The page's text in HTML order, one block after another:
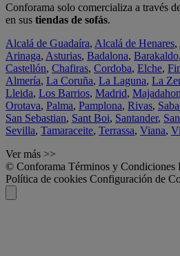
Conforama solo comercializa a través
en sus tiendas de sofás.
Alcalá de Guadaíra, Alcalá de Henares,
Arinaga, Asturias, Badalona, Barakaldo,
Castellón, Chafiras, Cordoba, Elche,
Almería, La Coruña, La Laguna, La
Lleida, Los Barrios, Madrid,
Orotava, Palma, Pamplona, Rivas,
San Sebastian, Sant Boi, Santander,
Sevilla, Tamaraceite, Terrassa, Viana,
Ver más >>
© Conforama Términos y Condiciones
Política de cookies Configuración de